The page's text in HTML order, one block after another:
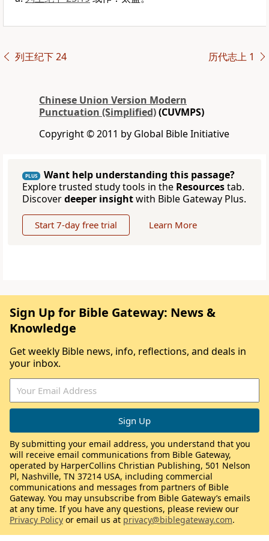
列王纪下 24 历代志上 1
Chinese Union Version Modern
Punctuation (Simplified)(CUVMPS)
Copyright © 2011 by Global Bible Initiative
PLUS
Want help understanding this passage?
Explore trusted study tools in the Resourcestab.
Discoverdeeper insightwith Bible Gateway Plus.
Start 7-day free trial Learn More
Sign Up for Bible Gateway: News &
Knowledge
Get weekly Bible news, info, reflections, and deals in
your inbox.
By submitting your email address, you understand that you
will receive email communications from Bible Gateway,
operated by HarperCollins Christian Publishing, 501 Nelson
Pl, Nashville, TN 37214 USA, including commercial
communications and messages from partners of Bible
Gateway. You may unsubscribe from Bible Gateway’s emails
at any time. If you have any questions, please review our
Privacy Policy or email us at privacy@biblegateway.com.